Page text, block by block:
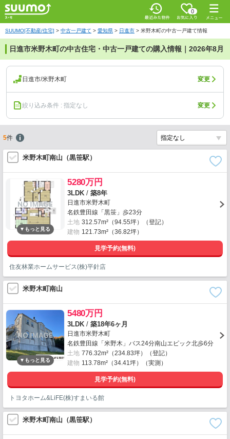
0
SUUMO[不動産/住宅] > 中古一戸建て > 愛知県 > 日進市 > 米野木町の中古一戸建て情報
日進市米野木町の中古住宅・中古一戸建ての購入情報｜2026年8月
日進市/米野木町 変更
絞り込み条件 : 指定なし 変更
5件
米野木町南山（黒笹駅）
5280万円
3LDK / 築8年
日進市米野木町
名鉄豊田線「黒笹」歩23分
土地 312.57m²（94.55坪）（登記）
建物 121.73m²（36.82坪）
見学予約(無料)
住友林業ホームサービス(株)平針店
米野木町南山
5480万円
3LDK / 築18年6ヶ月
日進市米野木町
名鉄豊田線「米野木」バス24分南山エピック北歩6分
土地 776.32m²（234.83坪）（登記）
建物 113.78m²（34.41坪）（実測）
見学予約(無料)
トヨタホーム&LiFE(株)すまいる館
米野木町南山（黒笹駅）